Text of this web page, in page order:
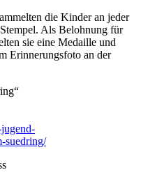
die Kinder an jeder
Als Belohnung für
sie eine Medaille und
Erinnerungsfoto an der
suedring/